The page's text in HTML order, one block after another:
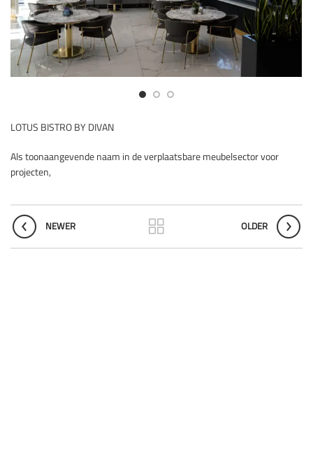
LOTUS BISTRO BY DIVAN
Als toonaangevende naam in de verplaatsbare meubelsector voor
projecten,
NEWER OLDER